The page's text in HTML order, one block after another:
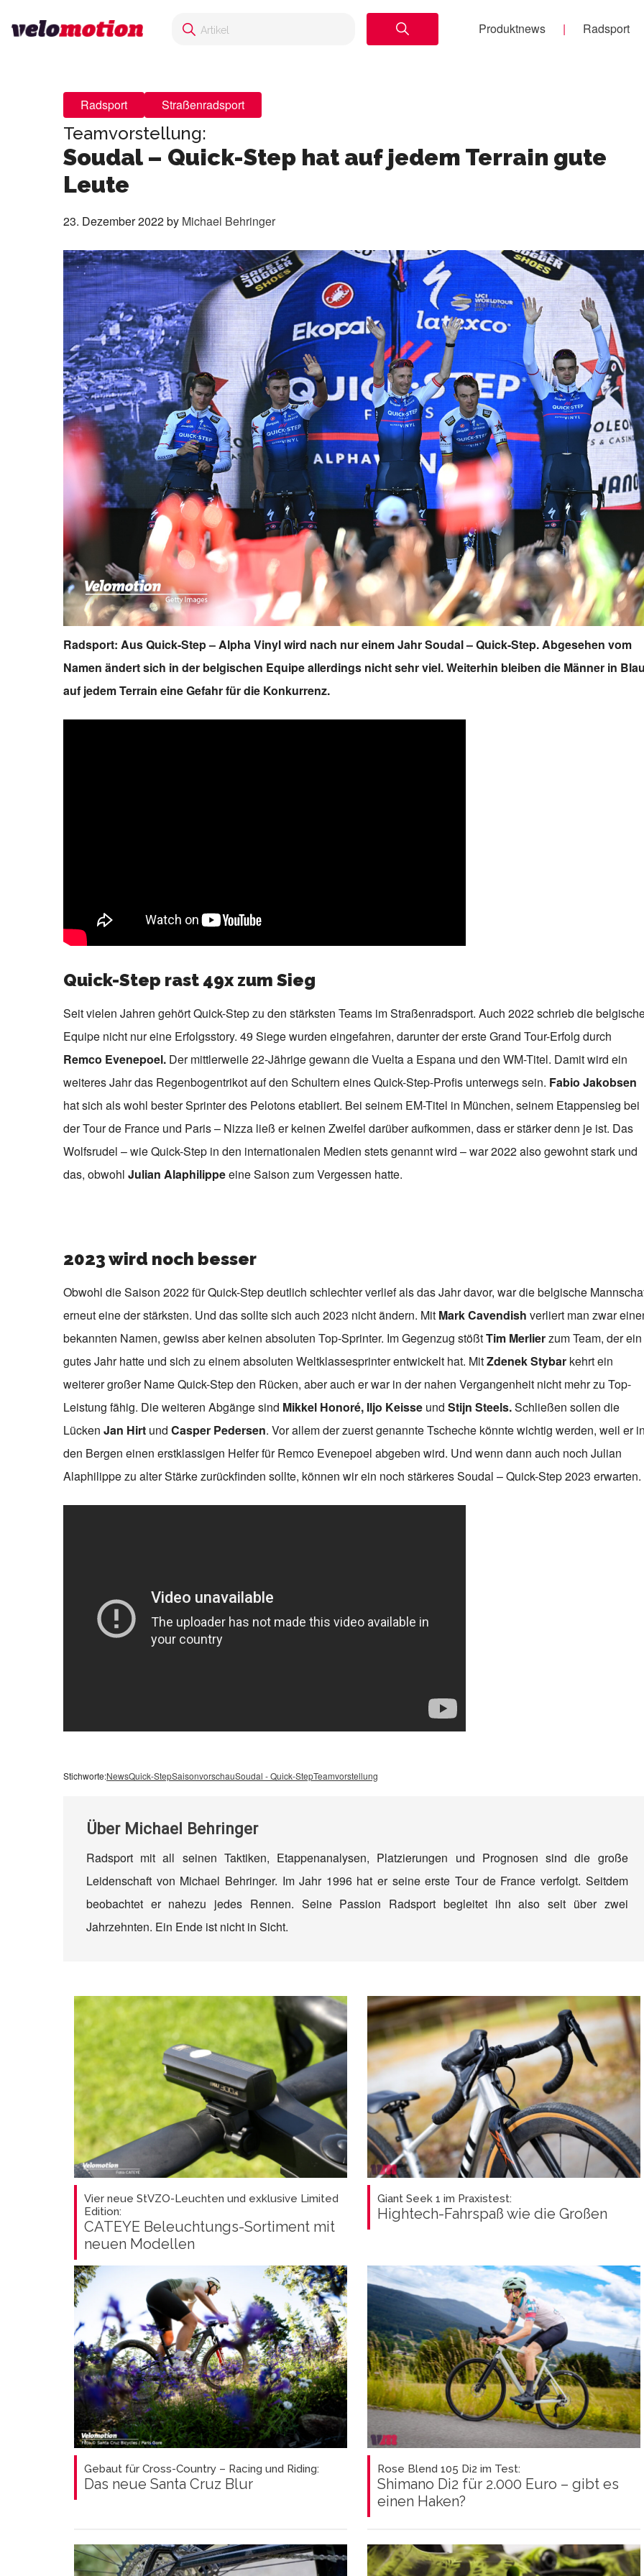
Produktnews Radsport
Radsport Straßenradsport
Teamvorstellung:
Soudal – Quick-Step hat auf jedem Terrain gute
Leute
23. Dezember 2022by Michael Behringer
Radsport: Aus Quick-Step – Alpha Vinyl wird nach nur einem Jahr Soudal – Quick-Step. Abgesehen vom
Namen ändert sich in der belgischen Equipe allerdings nicht sehr viel. Weiterhin bleiben die Männer in Blau
auf jedem Terrain eine Gefahr für die Konkurrenz.
Quick-Step rast 49x zum Sieg
Seit vielen Jahren gehört Quick-Step zu den stärksten Teams im Straßenradsport. Auch 2022 schrieb die
Equipe nicht nur eine Erfolgsstory. 49 Siege wurden eingefahren, darunter der erste Grand Tour-Erfolg durch
Remco Evenepoel. Der mittlerweile 22-Jährige gewann die Vuelta a Espana und den WM-Titel. Damit wird ein
weiteres Jahr das Regenbogentrikot auf den Schultern eines Quick-Step-Profis unterwegs sein. Fabio Jakobsen
hat sich als wohl bester Sprinter des Pelotons etabliert. Bei seinem EM-Titel in München, seinem Etappensieg bei
der Tour de France und Paris – Nizza ließ er keinen Zweifel darüber aufkommen, dass er stärker denn je ist. Das
Wolfsrudel – wie Quick-Step in den internationalen Medien stets genannt wird – war 2022 also gewohnt stark und
das, obwohl Julian Alaphilippeeine Saison zum Vergessen hatte.
2023 wird noch besser
Obwohl die Saison 2022 für Quick-Step deutlich schlechter verlief als das Jahr davor, war die belgische
erneut eine der stärksten. Und das sollte sich auch 2023 nicht ändern. Mit Mark Cavendish verliert man zwar
bekannten Namen, gewiss aber keinen absoluten Top-Sprinter. Im Gegenzug stößtTim Merlierzum Team, der ein
gutes Jahr hatte und sich zu einem absoluten Weltklassesprinter entwickelt hat. MitZdenek Stybar kehrt ein
weiterer großer Name Quick-Step den Rücken, aber auch er war in der nahen Vergangenheit nicht mehr zu Top-
Leistung fähig. Die weiteren Abgänge sind Mikkel Honoré, Iljo Keisse und Stijn Steels.Schließen sollen die
Lücken Jan Hirt und Casper Pedersen. Vor allem der zuerst genannte Tscheche könnte wichtig werden, weil er in
den Bergen einen erstklassigen Helfer für Remco Evenepoel abgeben wird. Und wenn dann auch noch Julian
Alaphilippe zu alter Stärke zurückfinden sollte, können wir ein noch stärkeres Soudal – Quick-Step 2023 erwarten.
Stichworte:NewsQuick-StepSaisonvorschauSoudal - Quick-StepTeamvorstellung
Über Michael Behringer
Radsport mit all seinen Taktiken, Etappenanalysen, Platzierungen und Prognosen sind die große
Leidenschaft von Michael Behringer. Im Jahr 1996 hat er seine erste Tour de France verfolgt. Seitdem
beobachtet er nahezu jedes Rennen. Seine Passion Radsport begleitet ihn also seit über zwei
Jahrzehnten. Ein Ende ist nicht in Sicht.
Vier neue StVZO-Leuchten und exklusive Limited
Edition:
CATEYE Beleuchtungs-Sortiment mit
neuen Modellen
Giant Seek 1 im Praxistest:
Hightech-Fahrspaß wie die Großen
Gebaut für Cross-Country – Racing und Riding:
Das neue Santa Cruz Blur
Rose Blend 105 Di2 im Test:
Shimano Di2 für 2.000 Euro – gibt es
einen Haken?